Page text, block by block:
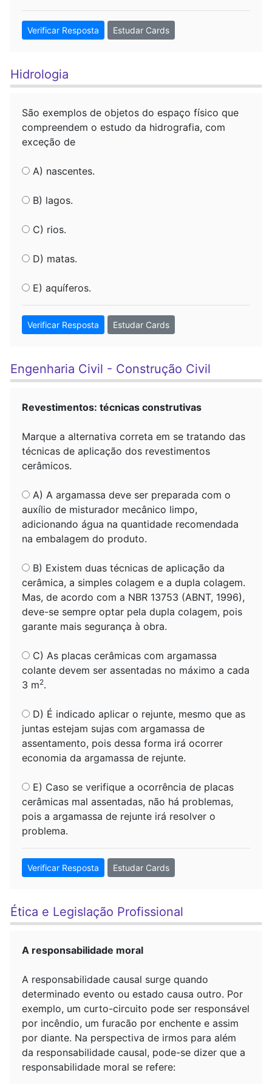
Verificar Resposta Estudar Cards
Hidrologia
São exemplos de objetos do espaço físico que
compreendem o estudo da hidrografia, com
exceção de
A) nascentes.
B) lagos.
C) rios.
D) matas.
E) aquíferos.
Verificar Resposta Estudar Cards
Engenharia Civil - Construção Civil
Revestimentos: técnicas construtivas
Marque a alternativa correta em se tratando das
técnicas de aplicação dos revestimentos
cerâmicos.
A) A argamassa deve ser preparada com o
auxílio de misturador mecânico limpo,
adicionando água na quantidade recomendada
na embalagem do produto.
B) Existem duas técnicas de aplicação da
cerâmica, a simples colagem e a dupla colagem.
Mas, de acordo com a NBR 13753 (ABNT, 1996),
deve-se sempre optar pela dupla colagem, pois
garante mais segurança à obra.
C) As placas cerâmicas com argamassa
colante devem ser assentadas no máximo a cada
3 m2.
D) É indicado aplicar o rejunte, mesmo que as
juntas estejam sujas com argamassa de
assentamento, pois dessa forma irá ocorrer
economia da argamassa de rejunte.
E) Caso se verifique a ocorrência de placas
cerâmicas mal assentadas, não há problemas,
pois a argamassa de rejunte irá resolver o
problema.
Verificar Resposta Estudar Cards
Ética e Legislação Profissional
A responsabilidade moral
A responsabilidade causal surge quando
determinado evento ou estado causa outro. Por
exemplo, um curto-circuito pode ser responsável
por incêndio, um furacão por enchente e assim
por diante. Na perspectiva de irmos para além
da responsabilidade causal, pode-se dizer que a
responsabilidade moral se refere: